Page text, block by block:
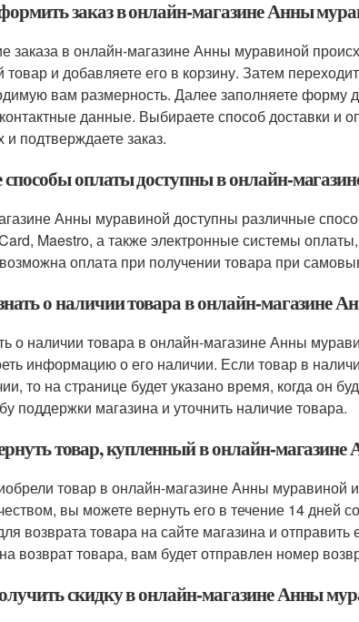
заказ в онлайн-магазине Анны
заказа в онлайн-магазине Анны муравиной
и добавляете его в корзину. Затем
вам размерность. Далее заполняете форму
данные. Выбираете способ доставки и
подтверждаете заказ.
оплаты доступны в онлайн-
Анны муравиной доступны различные
Maestro, а также электронные системы
оплата при получении товара при
о наличии товара в онлайн-магазине
о наличии товара в онлайн-магазине Анны
информацию о его наличии. Если товар в
то на странице будет указано время, когда он
поддержки магазина и уточнить наличие товара.
товар, купленный в онлайн-
товар в онлайн-магазине Анны муравиной
вы можете вернуть его в течение 14 дней
возврата товара на сайте магазина и
возврат товара, вам будет отправлен номер
скидку в онлайн-магазине Анны